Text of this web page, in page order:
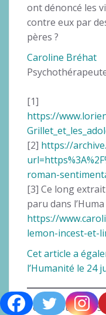
ont dénoncé les
contre eux par
pères ?
Caroline Bréhat
[1]
https://
[2] https://
roman-
[3] Ce long
paru dans
https://
lemon-incest-et-
Cet article a
l’Humanité le 24
Vous trouverez